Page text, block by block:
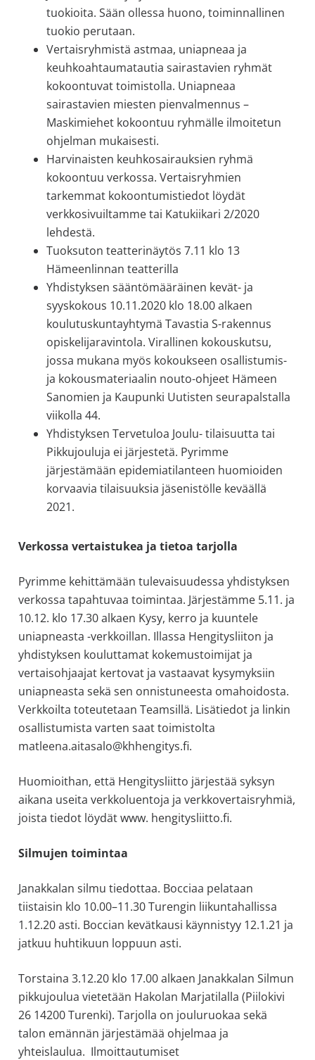
tuokioita. Sään ollessa huono, toiminnallinen
tuokio perutaan.
Vertaisryhmistä astmaa, uniapneaa ja
keuhkoahtaumatautia sairastavien ryhmät
kokoontuvat toimistolla. Uniapneaa
sairastavien miesten pienvalmennus –
Maskimiehet kokoontuu ryhmälle ilmoitetun
ohjelman mukaisesti.
Harvinaisten keuhkosairauksien ryhmä
kokoontuu verkossa. Vertaisryhmien
tarkemmat kokoontumistiedot löydät
verkkosivuiltamme tai Katukiikari 2/2020
lehdestä.
Tuoksuton teatterinäytös 7.11 klo 13
Hämeenlinnan teatterilla
Yhdistyksen sääntömääräinen kevät- ja
syyskokous 10.11.2020 klo 18.00 alkaen
koulutuskuntayhtymä Tavastia S-rakennus
opiskelijaravintola. Virallinen kokouskutsu,
jossa mukana myös kokoukseen osallistumis-
ja kokousmateriaalin nouto-ohjeet Hämeen
Sanomien ja Kaupunki Uutisten seurapalstalla
viikolla 44.
Yhdistyksen Tervetuloa Joulu- tilaisuutta tai
Pikkujouluja ei järjestetä. Pyrimme
järjestämään epidemiatilanteen huomioiden
korvaavia tilaisuuksia jäsenistölle keväällä
2021.
Verkossa vertaistukea ja tietoa tarjolla
Pyrimme kehittämään tulevaisuudessa yhdistyksen
verkossa tapahtuvaa toimintaa. Järjestämme 5.11. ja
10.12. klo 17.30 alkaen Kysy, kerro ja kuuntele
uniapneasta -verkkoillan. Illassa Hengitysliiton ja
yhdistyksen kouluttamat kokemustoimijat ja
vertaisohjaajat kertovat ja vastaavat kysymyksiin
uniapneasta sekä sen onnistuneesta omahoidosta.
Verkkoilta toteutetaan Teamsillä. Lisätiedot ja linkin
osallistumista varten saat toimistolta
matleena.aitasalo@khhengitys.fi.
Huomioithan, että Hengitysliitto järjestää syksyn
aikana useita verkkoluentoja ja verkkovertaisryhmiä,
joista tiedot löydät www. hengitysliitto.fi.
Silmujen toimintaa
Janakkalan silmu tiedottaa. Bocciaa pelataan
tiistaisin klo 10.00–11.30 Turengin liikuntahallissa
1.12.20 asti. Boccian kevätkausi käynnistyy 12.1.21 ja
jatkuu huhtikuun loppuun asti.
Torstaina 3.12.20 klo 17.00 alkaen Janakkalan Silmun
pikkujoulua vietetään Hakolan Marjatilalla (Piilokivi
26 14200 Turenki). Tarjolla on jouluruokaa sekä
talon emännän järjestämää ohjelmaa ja
yhteislaulua. Ilmoittautumiset